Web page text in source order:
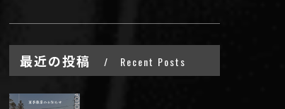
最近の投稿 Recent Posts